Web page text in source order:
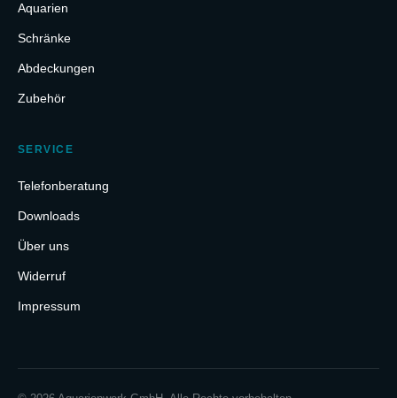
Aquarien
Schränke
Abdeckungen
Zubehör
SERVICE
Telefonberatung
Downloads
Über uns
Widerruf
Impressum